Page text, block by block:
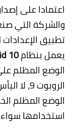
اعتمادا على
والشركة التي
تطبيق
يعمل بنظام10
الوضع المظلم
الروبوت
الوضع المظلم
استخدامها